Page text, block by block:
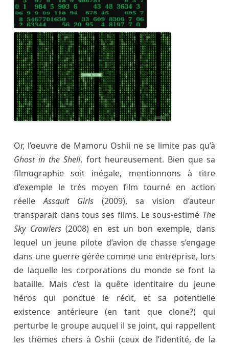
Or, l’oeuvre de Mamoru Oshii ne se limite pas qu’à
Ghost in the Shell, fort heureusement. Bien que sa
filmographie soit inégale, mentionnons à titre
d’exemple le très moyen film tourné en action
réelleAssault Girls (2009), sa vision d’auteur
transparait dans tous ses films. Le sous-estimé The
Sky Crawlers (2008) en est un bon exemple, dans
lequel un jeune pilote d’avion de chasse s’engage
dans une guerre gérée comme une entreprise, lors
de laquelle les corporations du monde se font la
bataille. Mais c’est la quête identitaire du jeune
héros qui ponctue le récit, et sa potentielle
existence antérieure (en tant que clone?) qui
perturbe le groupe auquel il se joint, qui rappellent
les thèmes chers à Oshii (ceux de l’identité, de la